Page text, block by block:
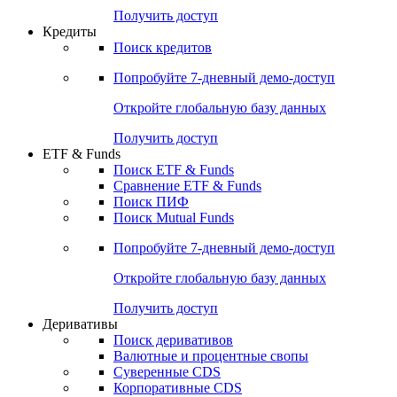
Получить доступ
Кредиты
Поиск кредитов
Попробуйте 7-дневный демо-доступ
Откройте глобальную базу данных
Получить доступ
ETF & Funds
Поиск ETF & Funds
Сравнение ETF & Funds
Поиск ПИФ
Поиск Mutual Funds
Попробуйте 7-дневный демо-доступ
Откройте глобальную базу данных
Получить доступ
Деривативы
Поиск деривативов
Валютные и процентные свопы
Суверенные CDS
Корпоративные CDS